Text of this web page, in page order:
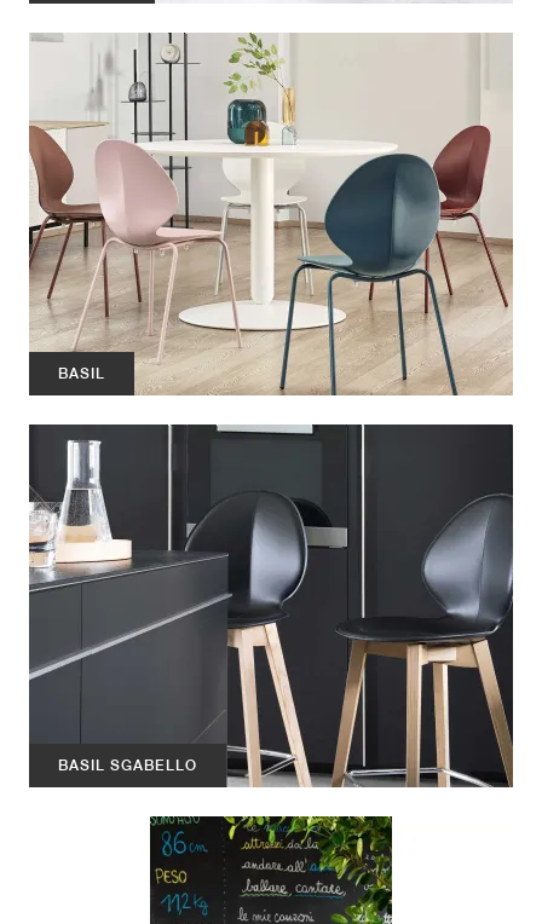
BASIL
BASIL SGABELLO